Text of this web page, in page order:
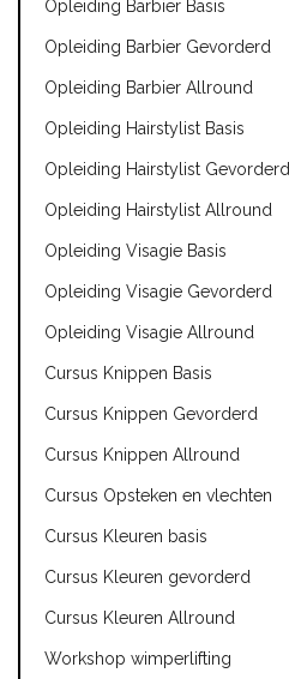
Opleiding Barbier Basis
Opleiding Barbier Gevorderd
Opleiding Barbier Allround
Opleiding Hairstylist Basis
Opleiding Hairstylist Gevorderd
Opleiding Hairstylist Allround
Opleiding Visagie Basis
Opleiding Visagie Gevorderd
Opleiding Visagie Allround
Cursus Knippen Basis
Cursus Knippen Gevorderd
Cursus Knippen Allround
Cursus Opsteken en vlechten
Cursus Kleuren basis
Cursus Kleuren gevorderd
Cursus Kleuren Allround
Workshop wimperlifting